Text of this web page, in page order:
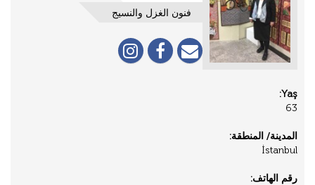
فنون الغزل والنسيج
Yaş:
63
المدينة/ المنطقة:
İstanbul
رقم الهاتف: